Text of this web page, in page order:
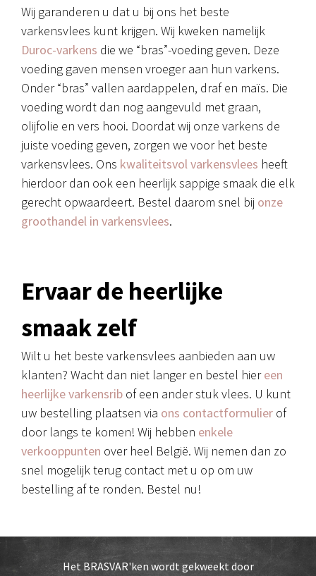
Wij garanderen u dat u bij ons het beste
varkensvlees kunt krijgen. Wij kweken namelijk
Duroc-varkens die we “bras”-voeding geven. Deze
voeding gaven mensen vroeger aan hun varkens.
Onder “bras” vallen aardappelen, draf en maïs. Die
voeding wordt dan nog aangevuld met graan,
olijfolie en vers hooi. Doordat wij onze varkens de
juiste voeding geven, zorgen we voor het beste
varkensvlees. Ons kwaliteitsvol varkensvlees heeft
hierdoor dan ook een heerlijk sappige smaak die elk
gerecht opwaardeert. Bestel daarom snel bij onze
groothandel in varkensvlees.
Ervaar de heerlijke
smaak zelf
Wilt u het beste varkensvlees aanbieden aan uw
klanten? Wacht dan niet langer en bestel hiereen
heerlijke varkensrib of een ander stuk vlees. U kunt
uw bestelling plaatsen via ons contactformulier of
door langs te komen! Wij hebben enkele
verkooppunten over heel België. Wij nemen dan zo
snel mogelijk terug contact met u op om uw
bestelling af te ronden. Bestel nu!
Het BRASVAR'ken wordt gekweekt door